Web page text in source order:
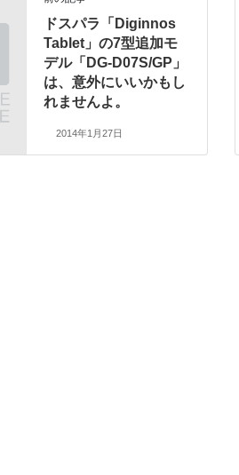
ドスパラ「Diginnos
Tablet」の7型追加モ
デル「DG-D07S/GP」
は、意外にいいかもし
れませんよ。
2014年1月27日